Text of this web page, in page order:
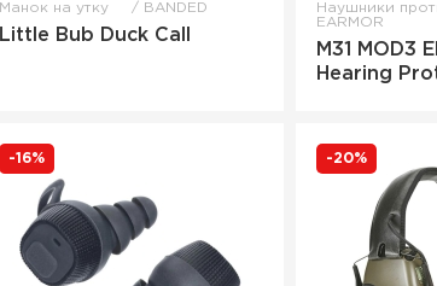
Манок на утку BANDED
Little Bub Duck Call
Наушники
EARMOR
M31 MOD3
Hearing
-16% -20%